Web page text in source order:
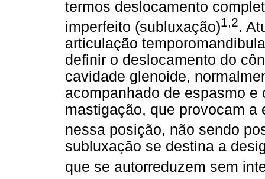
termos deslocamento
imperfeito (subluxação)1,2.
articulação
definir o deslocamento do
cavidade glenoide,
acompanhado de espasmo
mastigação, que provocam
nessa posição, não sendo
subluxação se destina a
que se autorreduzem sem